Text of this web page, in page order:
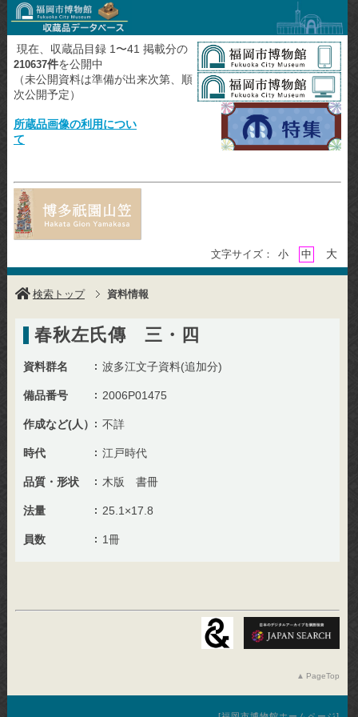
現在、収蔵品目録 1〜41 掲載分の
210637件を公開中
（未公開資料は準備が出来次第、順
次公開予定）
所蔵品画像の利用につい
て
文字サイズ： 小 中 大
検索トップ 資料情報
春秋左氏傳 三・四
資料群名 波多江文子資料(追加分)
備品番号 2006P01475
作成など(人） 不詳
時代 江戸時代
品質・形状 木版 書冊
法量 25.1×17.8
員数 1冊
PageTop